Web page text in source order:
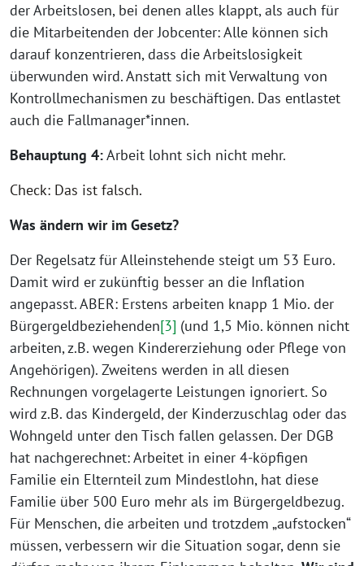
der Arbeitslosen, bei denen alles klappt, als auch für
die Mitarbeitenden der Jobcenter: Alle können sich
darauf konzentrieren, dass die Arbeitslosigkeit
überwunden wird. Anstatt sich mit Verwaltung von
Kontrollmechanismen zu beschäftigen. Das entlastet
auch die Fallmanager*innen.
Behauptung 4:Arbeit lohnt sich nicht mehr.
Check: Das ist falsch.
Was ändern wir im Gesetz?
Der Regelsatz für Alleinstehende steigt um 53 Euro.
Damit wird er zukünftig besser an die Inflation
angepasst. ABER: Erstens arbeiten knapp 1 Mio. der
Bürgergeldbeziehenden[3] (und 1,5 Mio. können nicht
arbeiten, z.B. wegen Kindererziehung oder Pflege von
Angehörigen). Zweitens werden in all diesen
Rechnungen vorgelagerte Leistungen ignoriert. So
wird z.B. das Kindergeld, der Kinderzuschlag oder das
Wohngeld unter den Tisch fallen gelassen. Der DGB
hat nachgerechnet: Arbeitet in einer 4-köpfigen
Familie ein Elternteil zum Mindestlohn, hat diese
Familie über 500 Euro mehr als im Bürgergeldbezug.
Für Menschen, die arbeiten und trotzdem „aufstocken“
müssen, verbessern wir die Situation sogar, denn sie